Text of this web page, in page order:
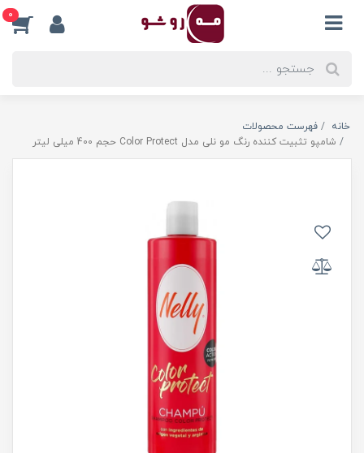
0
خانه
فهرست محصولات
شامپو تثبیت کننده رنگ مو نلی مدل Color Protect حجم 400 میلی لیتر